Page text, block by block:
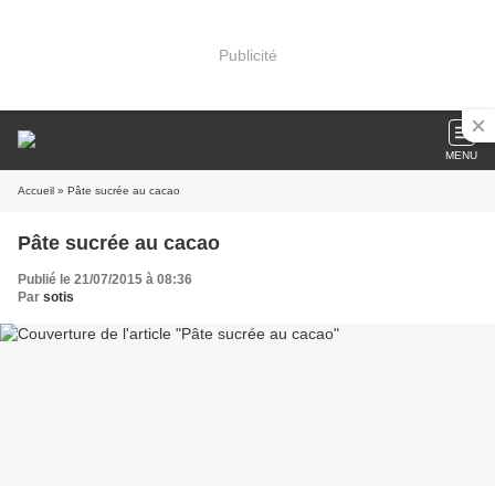
Publicité
MENU
Accueil » Pâte sucrée au cacao
Pâte sucrée au cacao
Publié le 21/07/2015 à 08:36
Par sotis